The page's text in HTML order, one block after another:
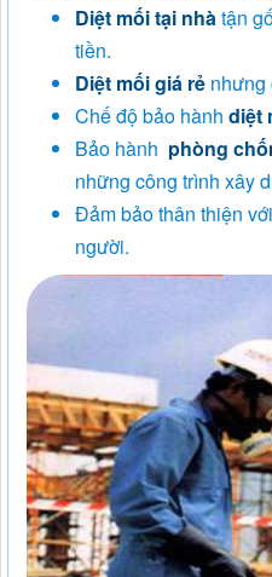
Diệt mối tại nhàtận
tiền.
Diệt mối giá rẻ nhưng
Chế độ bảo hành diệt
Bảo hành phòng
những công trình xây
Đảm bảo thân thiện
người.